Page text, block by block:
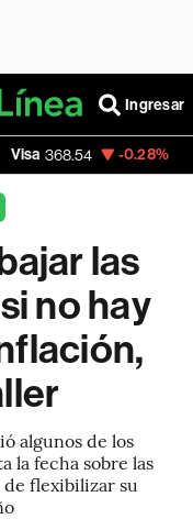
Ingresar
-0.28% MercadoLibre
las
no hay
algunos de los
la fecha sobre las
flexibilizar su